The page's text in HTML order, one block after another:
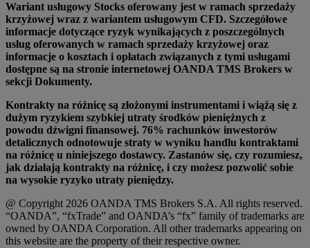
Wariant usługowy Stocks oferowany jest w ramach sprzedaży
krzyżowej wraz z wariantem usługowym CFD. Szczegółowe
informacje dotyczące ryzyk wynikających z poszczególnych
usług oferowanych w ramach sprzedaży krzyżowej oraz
informacje o kosztach i opłatach związanych z tymi usługami
dostępne są na stronie internetowej OANDA TMS Brokers w
sekcji Dokumenty.
Kontrakty na różnicę są złożonymi instrumentami i wiążą się z
dużym ryzykiem szybkiej utraty środków pieniężnych z
powodu dźwigni finansowej. 76% rachunków inwestorów
detalicznych odnotowuje straty w wyniku handlu kontraktami
na różnicę u niniejszego dostawcy. Zastanów się, czy rozumiesz,
jak działają kontrakty na różnicę, i czy możesz pozwolić sobie
na wysokie ryzyko utraty pieniędzy.
@ Copyright 2026 OANDA TMS Brokers S.A. All rights reserved.
“OANDA”, “fxTrade” and OANDA’s “fx” family of trademarks are
owned by OANDA Corporation. All other trademarks appearing on
this website are the property of their respective owner.